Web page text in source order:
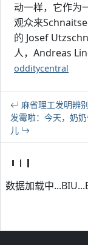
动一样，它作为
观众来
的 Josef
人，Andreas
odditycentral
麻省理工发明辨
发霉啦：今天，奶
儿
数据加载中